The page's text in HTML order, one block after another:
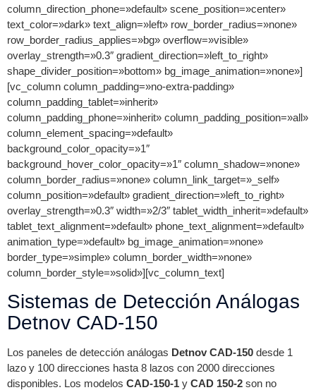
column_direction_phone=»default» scene_position=»center»
text_color=»dark» text_align=»left» row_border_radius=»none»
row_border_radius_applies=»bg» overflow=»visible»
overlay_strength=»0.3″ gradient_direction=»left_to_right»
shape_divider_position=»bottom» bg_image_animation=»none»]
[vc_column column_padding=»no-extra-padding»
column_padding_tablet=»inherit»
column_padding_phone=»inherit» column_padding_position=»all»
column_element_spacing=»default»
background_color_opacity=»1″
background_hover_color_opacity=»1″ column_shadow=»none»
column_border_radius=»none» column_link_target=»_self»
column_position=»default» gradient_direction=»left_to_right»
overlay_strength=»0.3″ width=»2/3″ tablet_width_inherit=»default»
tablet_text_alignment=»default» phone_text_alignment=»default»
animation_type=»default» bg_image_animation=»none»
border_type=»simple» column_border_width=»none»
column_border_style=»solid»][vc_column_text]
Sistemas de Detección Análogas
Detnov CAD-150
Los paneles de detección análogas Detnov CAD-150 desde 1
lazo y 100 direcciones hasta 8 lazos con 2000 direcciones
disponibles. Los modelos CAD-150-1 y CAD 150-2 son no